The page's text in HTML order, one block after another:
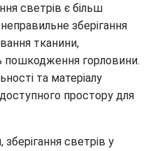
светрів є більш
зберігання
тканини,
пошкодження горловини.
та матеріалу
простору для
светрів у